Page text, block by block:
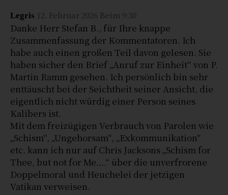
Legris 12. Februar 2026 Beim 9:30
Danke Herr Stefan B., für Ihre knappe
Zusammenfassung der Kommentatoren. Ich
habe auch einen großen Teil davon gelesen. Sie
haben sicher den Brief „Anruf zur Einheit“ von P.
Martin Ramm gesehen. Ich persönlich bin sehr
enttäuscht bei der Seichtheit seiner Ansicht, die
eigentlich nicht würdig einer Person seines
Kalibers ist.
Mit dem freizügigen Verbrauch von Parolen wie
„Schism“, „Ungehorsam“, „Exkommunikation“
etc. kann ich nur auf Chris Jacksons „Schism for
Thee, but not for Me….“ über die unverfrorene
Doppelmoral und Heuchelei der jetzigen
Vatikan verweisen.